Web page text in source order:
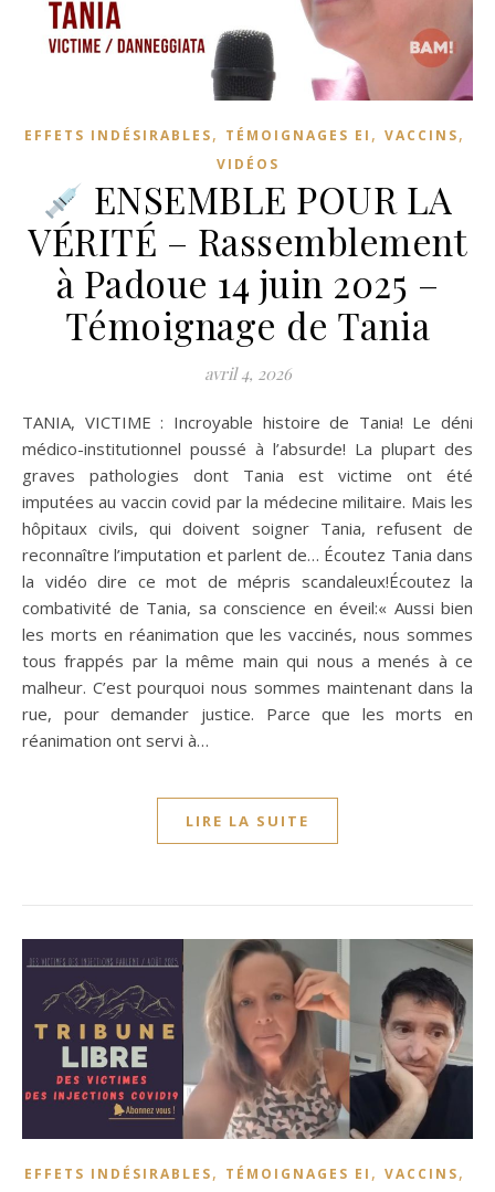
EFFETS INDÉSIRABLES, TÉMOIGNAGES EI , VACCINS,
VIDÉOS
ENSEMBLE POUR LA
VÉRITÉ – Rassemblement
à Padoue 14 juin 2025 –
Témoignage de Tania
avril 4, 2026
TANIA, VICTIME : Incroyable histoire de Tania! Le déni
médico-institutionnel poussé à l’absurde! La plupart des
graves pathologies dont Tania est victime ont été
imputées au vaccin covid par la médecine militaire. Mais les
hôpitaux civils, qui doivent soigner Tania, refusent de
reconnaître l’imputation et parlent de… Écoutez Tania dans
la vidéo dire ce mot de mépris scandaleux!Écoutez la
combativité de Tania, sa conscience en éveil:« Aussi bien
les morts en réanimation que les vaccinés, nous sommes
tous frappés par la même main qui nous a menés à ce
malheur. C’est pourquoi nous sommes maintenant dans la
rue, pour demander justice. Parce que les morts en
réanimation ont servi à…
LIRE LA SUITE
EFFETS INDÉSIRABLES, TÉMOIGNAGES EI , VACCINS,